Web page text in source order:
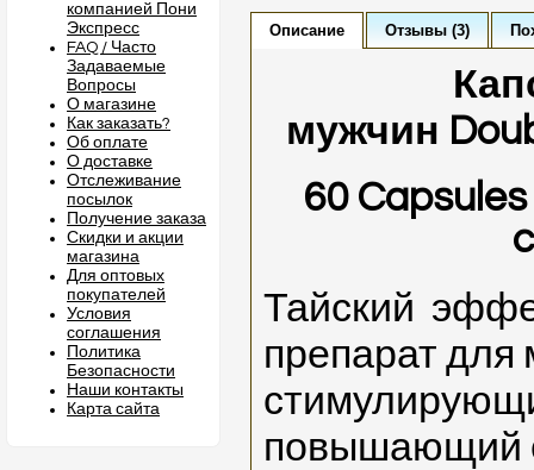
компанией Пони
Экспресс
FAQ / Часто
Задаваемые
Вопросы
О магазине
Как заказать?
Об оплате
О доставке
Отслеживание
посылок
Получение заказа
Скидки и акции
магазина
Для оптовых
покупателей
Условия
соглашения
Политика
Безопасности
Наши контакты
Карта сайта
Описание Отзывы (3)
мужчин
60
Тайский
препарат для
повышающий